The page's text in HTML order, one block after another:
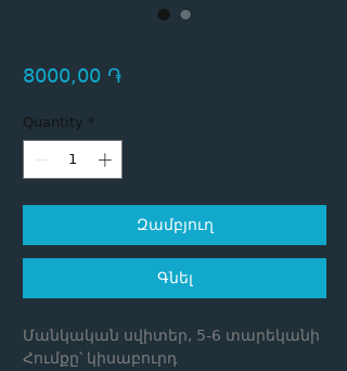
8000,00 ֏Price
Quantity *
Զամբյուղ
Գնել
Մանկական սվիտեր, 5-6 տարեկանի
Հումքը՝ կիսաբուրդ